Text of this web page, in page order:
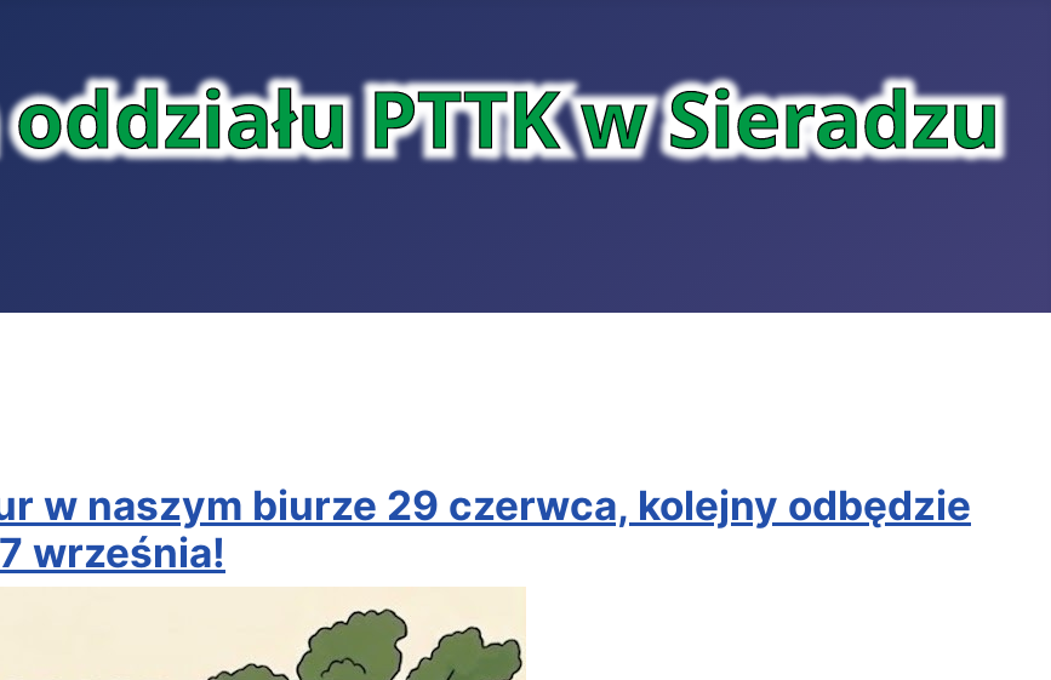
w naszym biurze 29 czerwca, kolejny odbędzie
września!